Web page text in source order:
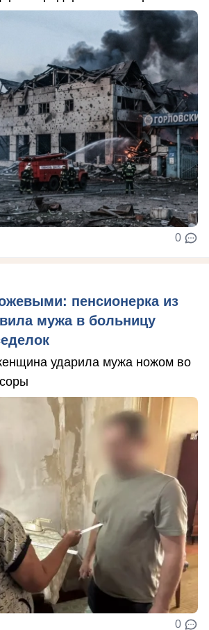
0
пенсионерка из
мужа в больницу
ударила мужа ножом во
0